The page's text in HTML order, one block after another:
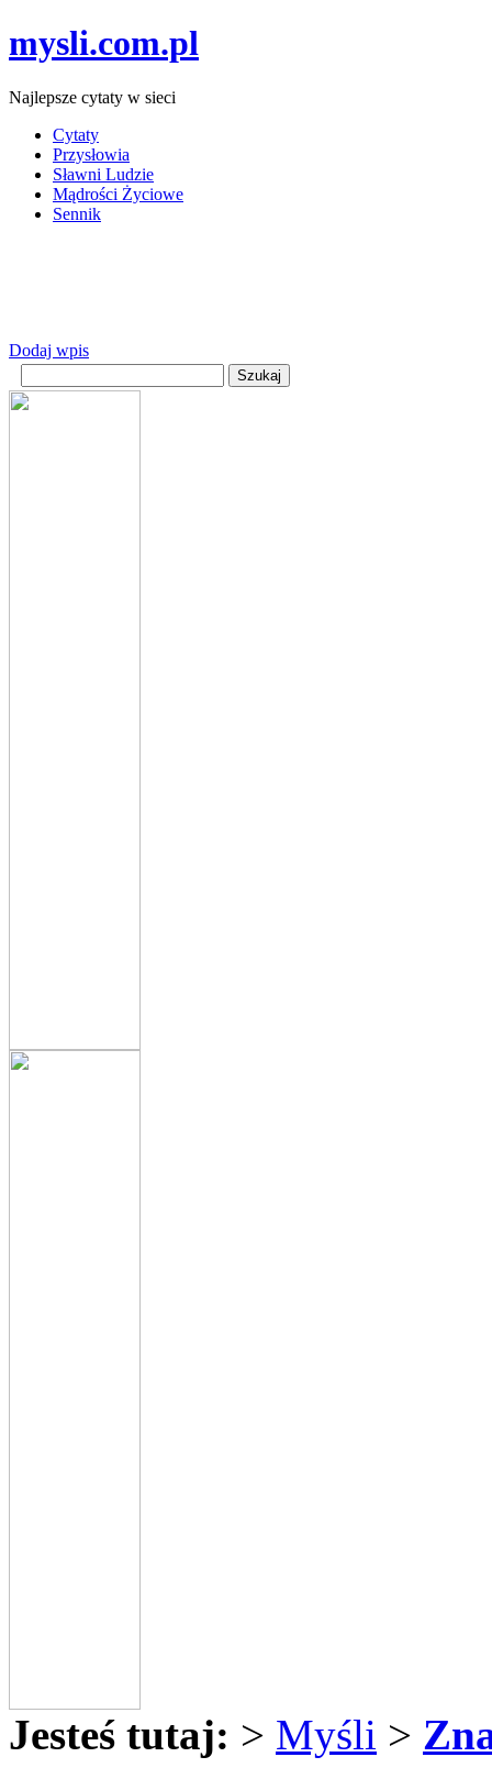
mysli.com.pl
Najlepsze cytaty w sieci
Cytaty
Przysłowia
Sławni Ludzie
Mądrości Życiowe
Sennik
Dodaj wpis
Jesteś tutaj: > Myśli >